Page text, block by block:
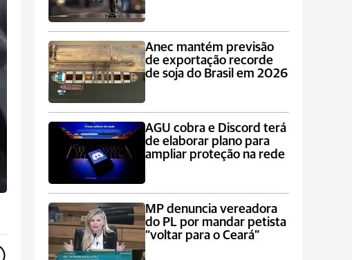
Anec mantém previsão
de exportação recorde
de soja do Brasil em 2026
AGU cobra e Discord terá
de elaborar plano para
ampliar proteção na rede
MP denuncia vereadora
do PL por mandar petista
“voltar para o Ceará”